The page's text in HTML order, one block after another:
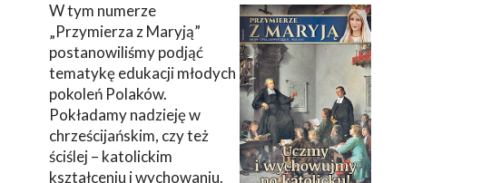
W tym numerze
„Przymierza z Maryją”
postanowiliśmy podjąć
tematykę edukacji młodych
pokoleń Polaków.
Pokładamy nadzieję w
chrześcijańskim, czy też
ściślej – katolickim
kształceniu i wychowaniu.